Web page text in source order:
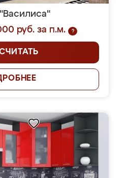
руб. за п.м.
?